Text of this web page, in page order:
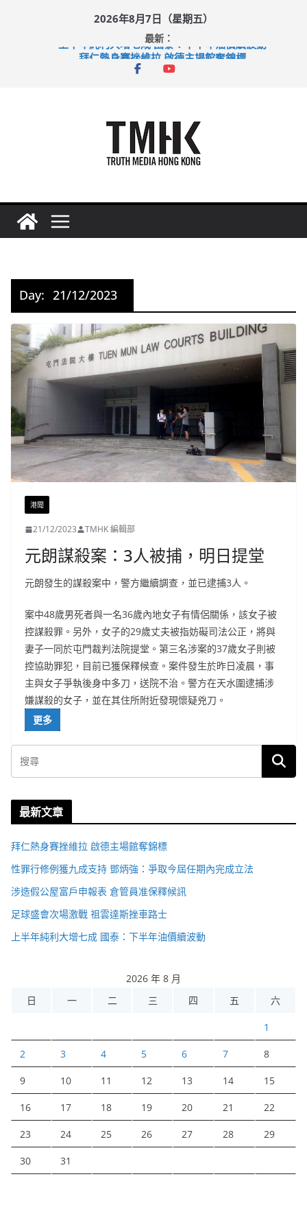
2026年8月7日（星期五）
最新：
上半年純利大增七成 國泰：下半年油價續波動
拜仁熱身賽挫維拉 啟德主場館奪錦標
性罪行修例獲九成支持 鄧炳強：爭取今屆任期內完成立法
Day: 21/12/2023
港聞
21/12/2023 TMHK 編輯部
元朗謀殺案：3人被捕，明日提堂
元朗發生的謀殺案中，警方繼續調查，並已逮捕3人。
案中48歲男死者與一名36歲內地女子有情侶關係，該女子被
控謀殺罪。另外，女子的29歲丈夫被指妨礙司法公正，將與
妻子一同於屯門裁判法院提堂。第三名涉案的37歲女子則被
控協助罪犯，目前已獲保釋候查。案件發生於昨日凌晨，事
主與女子爭執後身中多刀，送院不治。警方在天水圍逮捕涉
嫌謀殺的女子，並在其住所附近發現懷疑兇刀。
更多
最新文章
拜仁熱身賽挫維拉 啟德主場館奪錦標
性罪行修例獲九成支持 鄧炳強：爭取今屆任期內完成立法
涉造假公屋富戶申報表 倉管員准保釋候訊
足球盛會次場激戰 祖雲達斯挫車路士
上半年純利大增七成 國泰：下半年油價續波動
2026 年 8 月
日
一 二 三 四 五 六
1
2 3 4 5 6 7 8
9 10 11 12 13 14 15
16 17 18 19 20 21 22
23 24 25 26 27 28 29
30 31